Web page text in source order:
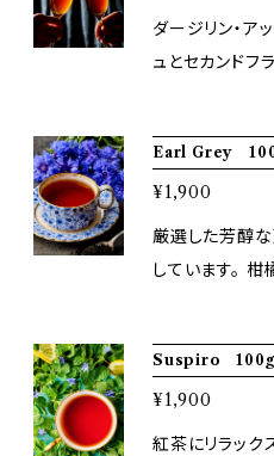
とビターな後味を表
(Mild Roast)/200g まさに人生
ダージリン・ア
ュとセカンドフ
Earl Grey
¥1,900
厳選した芳醇
しています。
Suspiro 100g
¥1,900
紅茶にリラック